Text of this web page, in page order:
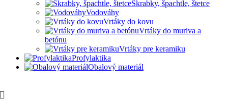
Škrabky, špachtle, štetce
Vodováhy
Vrtáky do kovu
Vrtáky do muriva a
betónu
Vrtáky pre keramiku
Profylaktika
Obalový materiál